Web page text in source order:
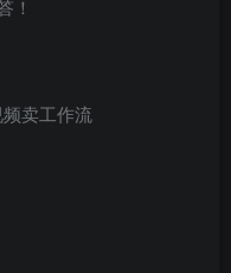
！
卖工作流